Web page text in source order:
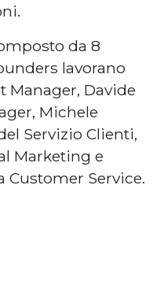
da 8
lavorano
Manager, Davide
Michele
Servizio Clienti,
Marketing e
Customer Service.